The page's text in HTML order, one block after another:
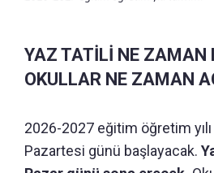
YAZ TATİLİ NE ZAMAN
OKULLAR NE ZAMAN
2026-2027 eğitim öğretim
Pazartesi günü başlayacak.